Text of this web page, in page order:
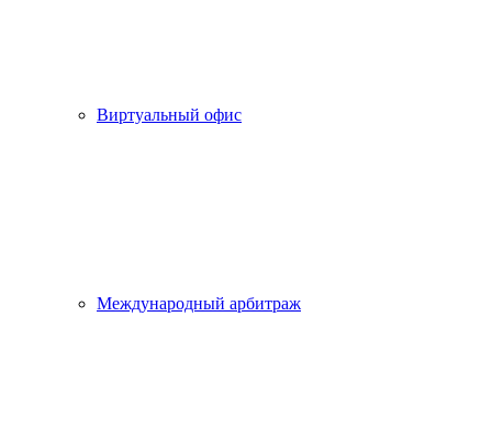
Виртуальный офис
Международный арбитраж